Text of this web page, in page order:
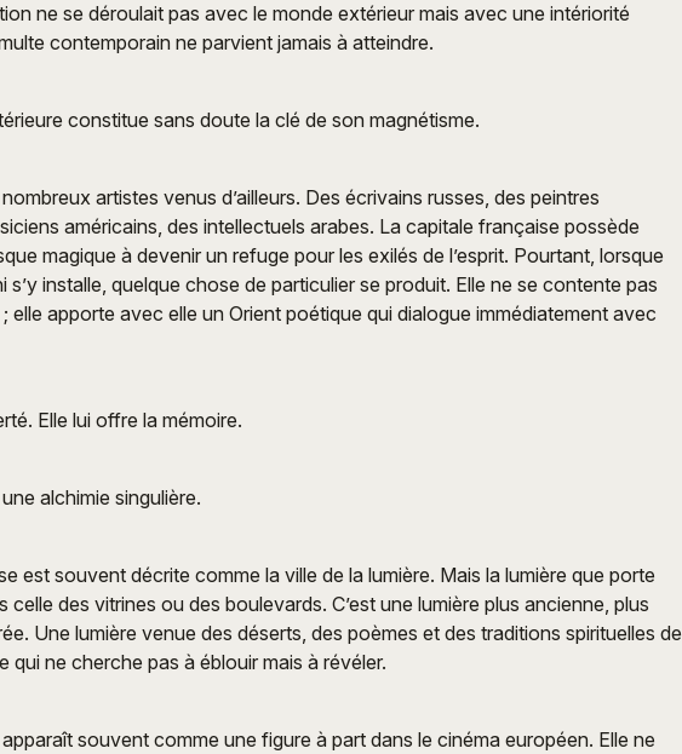
ne se déroulait pas avec le monde extérieur mais avec une intériorité
contemporain ne parvient jamais à atteindre.
constitue sans doute la clé de son magnétisme.
artistes venus d’ailleurs. Des écrivains russes, des peintres
américains, des intellectuels arabes. La capitale française possède
magique à devenir un refuge pour les exilés de l’esprit. Pourtant, lorsque
s’y installe, quelque chose de particulier se produit. Elle ne se contente pas
; elle apporte avec elle un Orient poétique qui dialogue immédiatement avec
Elle lui offre la mémoire.
alchimie singulière.
est souvent décrite comme la ville de la lumière. Mais la lumière que porte
celle des vitrines ou des boulevards. C’est une lumière plus ancienne, plus
Une lumière venue des déserts, des poèmes et des traditions spirituelles de
qui ne cherche pas à éblouir mais à révéler.
apparaît souvent comme une figure à part dans le cinéma européen. Elle ne